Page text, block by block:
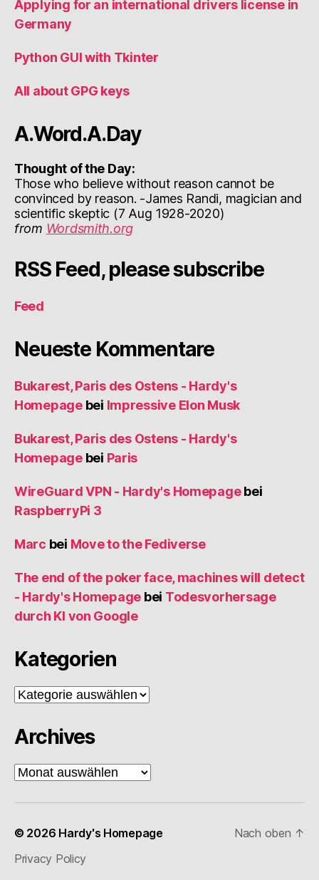
Applying for an international drivers license in
Germany
Python GUI with Tkinter
All about GPG keys
A.Word.A.Day
Thought of the Day:
Those who believe without reason cannot be
convinced by reason. -James Randi, magician and
scientific skeptic (7 Aug 1928-2020)
from Wordsmith.org
RSS Feed, please subscribe
Feed
Neueste Kommentare
Bukarest, Paris des Ostens - Hardy's
Homepagebei Impressive Elon Musk
Bukarest, Paris des Ostens - Hardy's
Homepagebei Paris
WireGuard VPN - Hardy's Homepagebei
RaspberryPi 3
Marc bei Move to the Fediverse
The end of the poker face, machines will detect
- Hardy's Homepage bei Todesvorhersage
durch KI von Google
Kategorien
Kategorien
Archives
Archives
© 2026 Hardy's Homepage
Privacy Policy
Nach oben ↑